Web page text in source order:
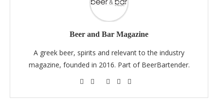
Beer and Bar Magazine
A greek beer, spirits and relevant to the industry
magazine, founded in 2016. Part of BeerBartender.